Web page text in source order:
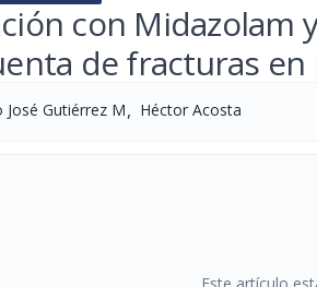
con Midazolam
de fracturas
José Gutiérrez M, Héctor Acosta